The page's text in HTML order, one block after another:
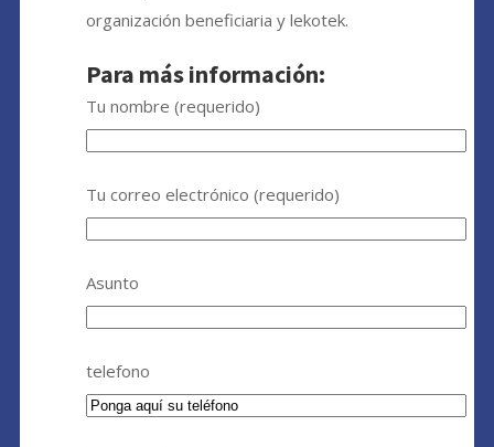
organización beneficiaria y lekotek.
Para más información:
Tu nombre (requerido)
Tu correo electrónico (requerido)
Asunto
telefono